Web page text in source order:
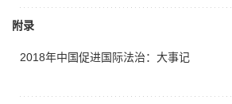
附录
2018年中国促进国际法治：大事记